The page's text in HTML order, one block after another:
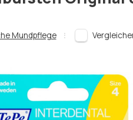
Mundpflege